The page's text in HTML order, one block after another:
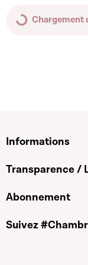
Chargement
Informations
Transparence /
Abonnement
Suivez